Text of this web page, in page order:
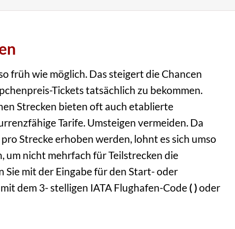
früh wie möglich. Das steigert die Chancen
Tickets tatsächlich zu bekommen.
Strecken bieten oft auch etablierte
Tarife. Umsteigen vermeiden. Da
Strecke erhoben werden, lohnt es sich umso
um nicht mehrfach für Teilstrecken die
Sie mit der Eingabe für den Start- oder
dem 3- stelligen IATA Flughafen-Code( )oder